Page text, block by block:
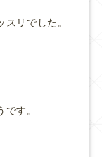
リでした。
す。